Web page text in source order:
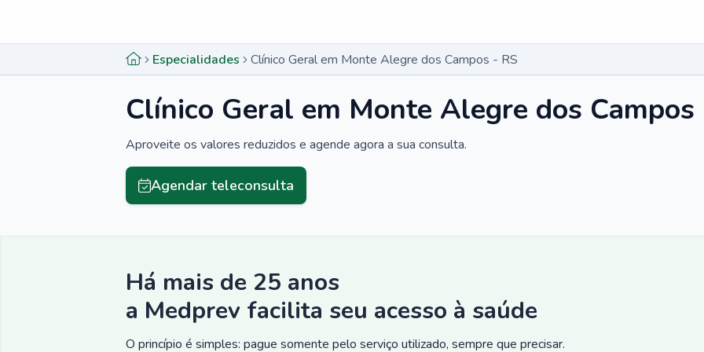
Especialidades Clínico Geral em Monte Alegre dos Campos - RS
Clínico Geral em Monte Alegre dos Campos
Aproveite os valores reduzidos e agende agora a sua consulta.
Agendar teleconsulta
Há mais de 25 anos
a Medprev facilita seu acesso à saúde
O princípio é simples: pague somente pelo serviço utilizado, sempre que precisar.